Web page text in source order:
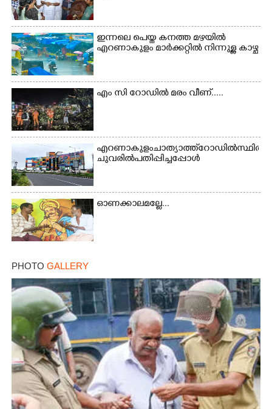
ഇന്നലെ പെയ്ത കനത്ത മഴയിൽ
എറണാകുളം മാർക്കറ്റിൽ നിന്നുള്ള കാഴ്ച
എം സി റോഡിൽ മരം വീണ്.....
എറണാകുളം ചാത്യാത്ത് റോഡിൽ സ്ഥിതി
ചുവരിൽ പതിപ്പിച്ചപ്പോൾ
ഓണക്കാലമല്ലേ...
PHOTO GALLERY